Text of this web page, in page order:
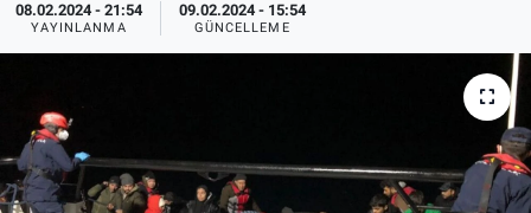
08.02.2024 - 21:54
YAYINLANMA
09.02.2024 - 15:54
GÜNCELLEME
Magazin
Politika
Sağlık